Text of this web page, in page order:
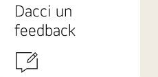
Dacci un
feedback